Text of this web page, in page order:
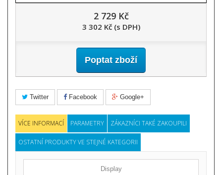
2 729 Kč
3 302 Kč (s DPH)
Poptat zboží
Twitter Facebook Google+
VÍCE INFORMACÍ PARAMETRY ZÁKAZNÍCI TAKÉ ZAKOUPILI
OSTATNÍ PRODUKTY VE STEJNÉ KATEGORII
Display